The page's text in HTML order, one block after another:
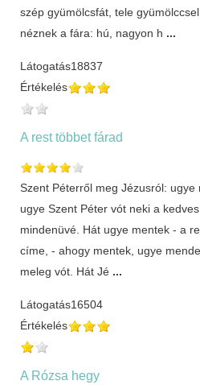
szép gyümölcsfát, tele
néznek a fára: hú, nagyon h ...
Látogatás18837
Értékelés
A rest többet fárad
Szent Péterről meg Jézusról: ugye
ugye Szent Péter vót neki a
mindenüvé. Hát ugye mentek - a
címe, - ahogy mentek, ugye
meleg vót. Hát Jé ...
Látogatás16504
Értékelés
A Rózsa hegy